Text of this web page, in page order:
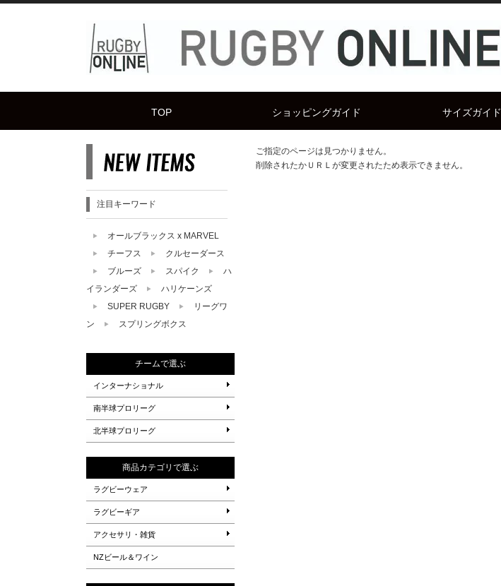
TOP ショッピングガイド サイズガイド
ご指定のページは見つかりません。
削除されたかＵＲＬが変更されたため表示できません。
注目キーワード
オールブラックス x MARVEL
チーフス
クルセーダース
ブルーズ
スパイク
ハ
イランダーズ
ハリケーンズ
SUPER RUGBY
リーグワ
ン
スプリングボクス
チームで選ぶ
インターナショナル
南半球プロリーグ
北半球プロリーグ
商品カテゴリで選ぶ
ラグビーウェア
ラグビーギア
アクセサリ・雑貨
NZビール＆ワイン